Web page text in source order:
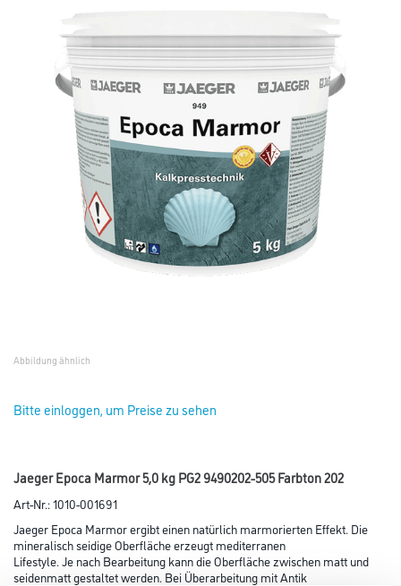
Abbildung ähnlich
Bitte einloggen, um Preise zu sehen
Jaeger Epoca Marmor 5,0 kg PG2 9490202-505 Farbton 202
Art-Nr.:1010-001691
Jaeger Epoca Marmor ergibt einen natürlich marmorierten Effekt. Die
mineralisch seidige Oberfläche erzeugt mediterranen
Lifestyle. Je nach Bearbeitung kann die Oberfläche zwischen matt und
seidenmatt gestaltet werden. Bei Überarbeitung mit Antik